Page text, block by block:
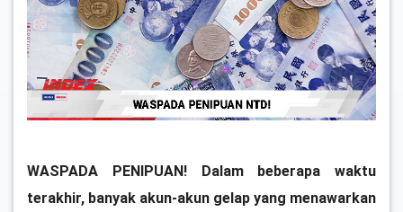
WASPADA PENIPUAN! Dalam beberapa waktu
terakhir, banyak akun-akun gelap yang menawarkan